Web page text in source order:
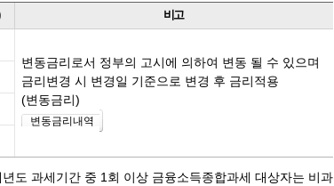
비고
변동금리로서 정부의 고시에 의하여 변동 될 수 있으며
금리변경 시 변경일 기준으로 변경 후 금리적용
(변동금리)
변동금리내역
도 과세기간 중 1회 이상 금융소득종합과세 대상자는 비과